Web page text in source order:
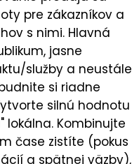
pre zákazníkov a
s nimi. Hlavná
, jasne
služby a neustále
si riadne
silnú hodnotu
lokálna. Kombinujte
čase zistíte (pokus
a spätnej väzby),